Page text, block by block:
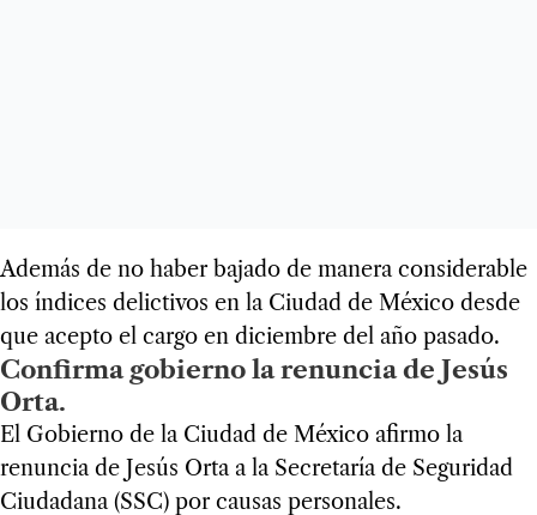
Además de no haber bajado de manera considerable
los índices delictivos en la Ciudad de México desde
que acepto el cargo en diciembre del año pasado.
Confirma gobierno la renuncia de Jesús
Orta.
El Gobierno de la Ciudad de México afirmo la
renuncia de Jesús Orta a la Secretaría de Seguridad
Ciudadana (SSC) por causas personales.